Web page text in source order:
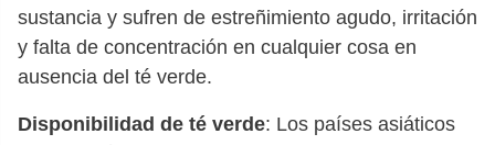
sustancia y sufren de estreñimiento agudo, irritación
y falta de concentración en cualquier cosa en
ausencia del té verde.
Disponibilidad de té verde: Los países asiáticos